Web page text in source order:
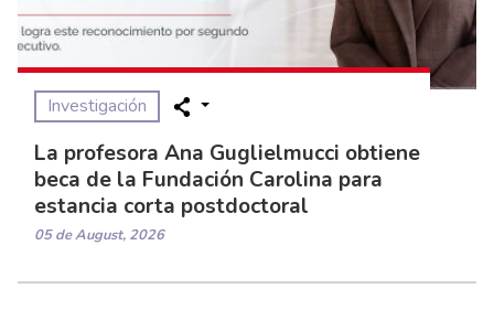
Investigación
La profesora Ana Guglielmucci obtiene
beca de la Fundación Carolina para
estancia corta postdoctoral
05 de August, 2026